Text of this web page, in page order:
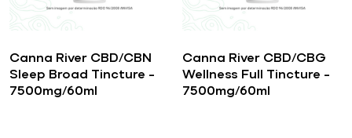
Canna River CBD/CBN
Sleep Broad Tincture –
7500mg/60ml
Canna River CBD/CBG
Wellness Full Tincture –
7500mg/60ml